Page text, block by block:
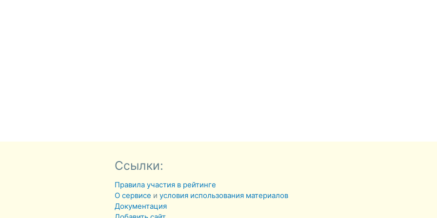
Ссылки:
Правила участия в рейтинге
О сервисе иусловия использования материалов
Документация